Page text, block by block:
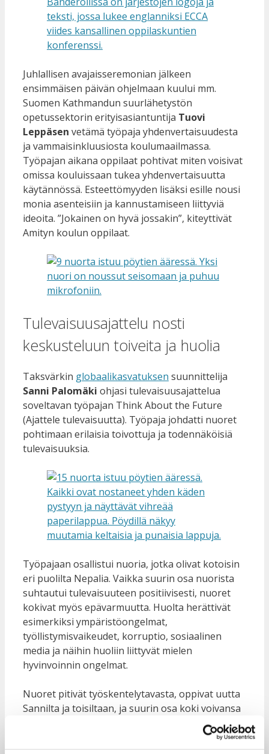
Juhlallisen avajaisseremonian jälkeen
ensimmäisen päivän ohjelmaan kuului mm.
Suomen Kathmandun suurlähetystön
opetussektorin erityisasiantuntija Tuovi
Leppäsen vetämä työpaja yhdenvertaisuudesta
ja vammaisinkluusiosta koulumaailmassa.
Työpajan aikana oppilaat pohtivat miten voisivat
omissa kouluissaan tukea yhdenvertaisuutta
käytännössä. Esteettömyyden lisäksi esille nousi
monia asenteisiin ja kannustamiseen liittyviä
ideoita. ”Jokainen on hyvä jossakin”, kiteyttivät
Amityn koulun oppilaat.
Tulevaisuusajattelu nosti
keskusteluun toiveita ja huolia
Taksvärkin globaalikasvatuksen suunnittelija
Sanni Palomäki ohjasi tulevaisuusajattelua
soveltavan työpajan Think About the Future
(Ajattele tulevaisuutta). Työpaja johdatti nuoret
pohtimaan erilaisia toivottuja ja todennäköisiä
tulevaisuuksia.
Työpajaan osallistui nuoria, jotka olivat kotoisin
eri puolilta Nepalia. Vaikka suurin osa nuorista
suhtautui tulevaisuuteen positiivisesti, nuoret
kokivat myös epävarmuutta. Huolta herättivät
esimerkiksi ympäristöongelmat,
työllistymisvaikeudet, korruptio, sosiaalinen
media ja näihin huoliin liittyvät mielen
hyvinvoinnin ongelmat.
Nuoret pitivät työskentelytavasta, oppivat uutta
Sannilta ja toisiltaan, ja suurin osa koki voivansa
ilmasta ajatuksensa työpajan aikana. Työpajassa
nuoret kokivat myös oivalluksia siitä, että heillä